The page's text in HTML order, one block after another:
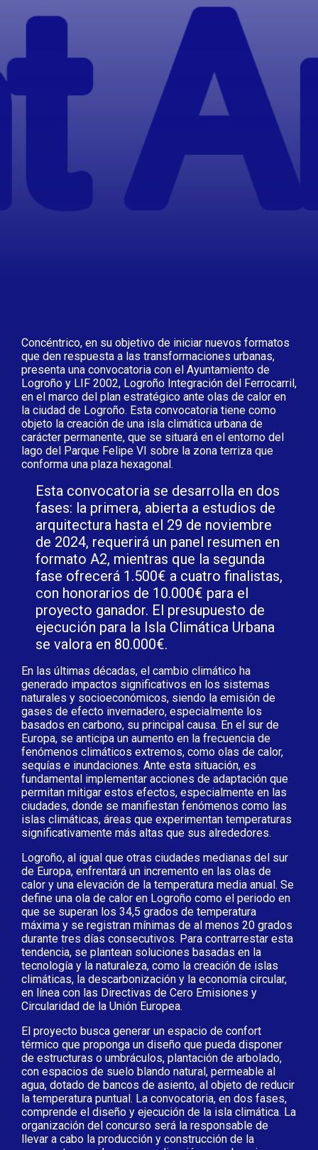
Concéntrico, en su objetivo de iniciar nuevos formatos
que den respuesta a las transformaciones urbanas,
presenta una convocatoria con el Ayuntamiento de
Logroño y LIF 2002, Logroño Integración del Ferrocarril,
en el marco del plan estratégico ante olas de calor en
la ciudad de Logroño. Esta convocatoria tiene como
objeto la creación de una isla climática urbana de
carácter permanente, que se situará en el entorno del
lago del Parque Felipe VI sobre la zona terriza que
conforma una plaza hexagonal.
Esta convocatoria se desarrolla en dos
fases: la primera, abierta a estudios de
arquitectura hasta el 29 de noviembre
de 2024, requerirá un panel resumen en
formato A2, mientras que la segunda
fase ofrecerá 1.500€ a cuatro finalistas,
con honorarios de 10.000€ para el
proyecto ganador. El presupuesto de
ejecución para la Isla Climática Urbana
se valora en 80.000€.
En las últimas décadas, el cambio climático ha
generado impactos significativos en los sistemas
naturales y socioeconómicos, siendo la emisión de
gases de efecto invernadero, especialmente los
basados en carbono, su principal causa. En el sur de
Europa, se anticipa un aumento en la frecuencia de
fenómenos climáticos extremos, como olas de calor,
sequías e inundaciones. Ante esta situación, es
fundamental implementar acciones de adaptación que
permitan mitigar estos efectos, especialmente en las
ciudades, donde se manifiestan fenómenos como las
islas climáticas, áreas que experimentan temperaturas
significativamente más altas que sus alrededores.
Logroño, al igual que otras ciudades medianas del sur
de Europa, enfrentará un incremento en las olas de
calor y una elevación de la temperatura media anual. Se
define una ola de calor en Logroño como el periodo en
que se superan los 34,5 grados de temperatura
máxima y se registran mínimas de al menos 20 grados
durante tres días consecutivos. Para contrarrestar esta
tendencia, se plantean soluciones basadas en la
tecnología y la naturaleza, como la creación de islas
climáticas, la descarbonización y la economía circular,
en línea con las Directivas de Cero Emisiones y
Circularidad de la Unión Europea.
El proyecto busca generar un espacio de confort
térmico que proponga un diseño que pueda disponer
de estructuras o umbráculos, plantación de arbolado,
con espacios de suelo blando natural, permeable al
agua, dotado de bancos de asiento, al objeto de reducir
la temperatura puntual. La convocatoria, en dos fases,
comprende el diseño y ejecución de la isla climática. La
organización del concurso será la responsable de
llevar a cabo la producción y construcción de la